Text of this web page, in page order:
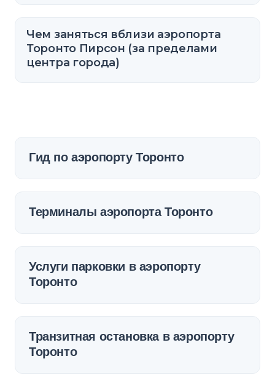
Чем заняться вблизи аэропорта
Торонто Пирсон (за пределами
центра города)
Гид по аэропорту Торонто
Терминалы аэропорта Торонто
Услуги парковки в аэропорту
Торонто
Транзитная остановка в аэропорту
Торонто